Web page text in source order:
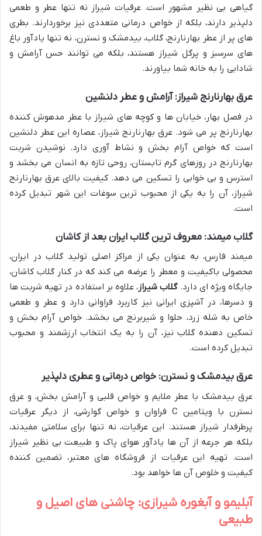
گیاهی بی نظیر مشهور است. عرقیات شیراز نه تنها عطر و طعمی
دلپذیر دارند، بلکه از خواص درمانی متعددی نیز برخوردارند. بطری
های پر از عطر بهارنارنج، گلاب، بیدمشک و نسترن، نه تنها یادآور باغ
های سرسبز و پرگل شیراز هستند، بلکه می توانند حس آرامش و
شادابی را به خانه شما بیاورند.
عرق بهارنارنج شیراز: آرامش و عطر دلنشین
در فصل بهار، خیابان ها و کوچه های شیراز با عطر مدهوش کننده
بهارنارنج پر می شود. عرق بهارنارنج شیراز، عصاره این عطر دلنشین
است که خواص آرام بخش و نشاط آوری دارد. نوشیدن شربت
بهارنارنج در روزهای گرم تابستان، روحی تازه به انسان می بخشد و
استرس و بی خوابی را تسکین می دهد. کیفیت بالای عرق بهارنارنج
شیراز، آن را به یکی از محبوب ترین سوغات این شهر تبدیل کرده
است.
گلاب میمند: معروف ترین گلاب ایران بعد از کاشان
میمند فارس، به عنوان یکی از مراکز اصلی تولید گلاب در ایران،
محصولی باکیفیت و معطر را عرضه می کند که در کنار گلاب کاشان،
جایگاه ویژه ای دارد.گلاب شیراز، علاوه بر استفاده در تهیه شربت ها
و دسرها، در آشپزی ایرانی نیز کاربرد فراوانی دارد و عطر و طعمی
خاص به شله زرد، حلوا و شیربرنج می بخشد. خواص آرام بخش و
تسکین دهنده گلاب نیز، آن را به یک انتخاب ارزشمند و محبوب
تبدیل کرده است.
عرق بیدمشک و نسترن: خواص درمانی و عطری دلپذیر
عرق بیدمشک با عطر ملایم و خواص قلبی و آرامش بخش، و عرق
نسترن با ویتامین C فراوان و خواص گوارشی، از دیگر عرقیات
پرطرفدار شیراز هستند. این عرقیات، نه تنها برای سلامتی مفیدند،
بلکه هر جرعه از آن ها یادآور هوای پاک و طبیعت بی نظیر شیراز
است. تهیه این عرقیات از فروشگاه های معتبر، تضمین کننده
کیفیت و خلوص آن ها خواهد بود.
آبلیمو و آبغوره شیرازی: چاشنی های اصیل و
طبیعی